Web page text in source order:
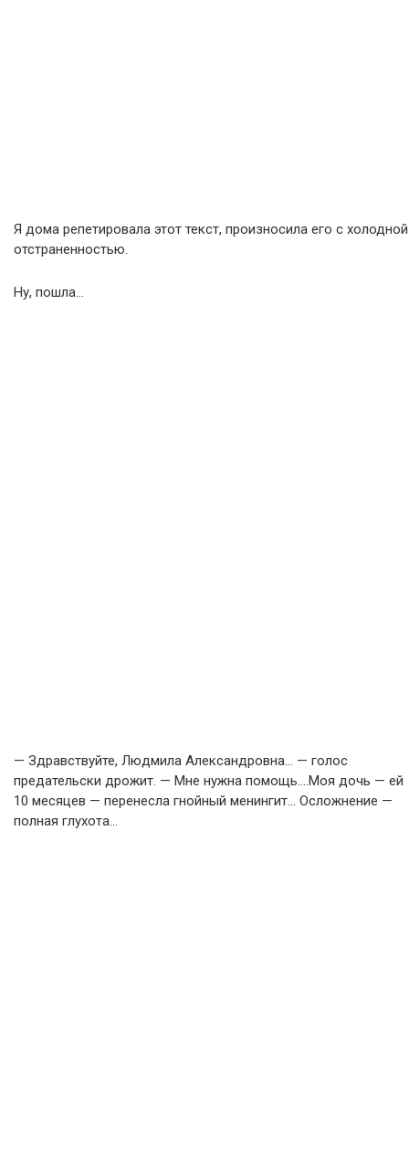
Я дома репетировала этот текст, произносила его с холодной
отстраненностью.
Ну, пошла…
— Здравствуйте, Людмила Александровна… — голос
предательски дрожит. — Мне нужна помощь….Моя дочь — ей
10 месяцев — перенесла гнойный менингит… Осложнение —
полная глухота…